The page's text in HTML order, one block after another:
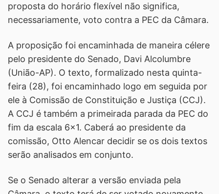
proposta do horário flexível não significa,
necessariamente, voto contra a PEC da Câmara.
A proposição foi encaminhada de maneira célere
pelo presidente do Senado, Davi Alcolumbre
(União-AP). O texto, formalizado nesta quinta-
feira (28), foi encaminhado logo em seguida por
ele à Comissão de Constituição e Justiça (CCJ).
A CCJ é também a primeirada parada da PEC do
fim da escala 6x1. Caberá ao presidente da
comissão, Otto Alencar decidir se os dois textos
serão analisados em conjunto.
Se o Senado alterar a versão enviada pela